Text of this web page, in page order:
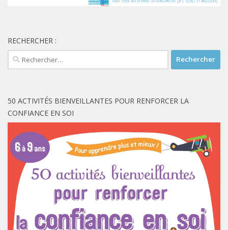
RECHERCHER :
Rechercher :
50 ACTIVITÉS BIENVEILLANTES POUR RENFORCER LA
CONFIANCE EN SOI